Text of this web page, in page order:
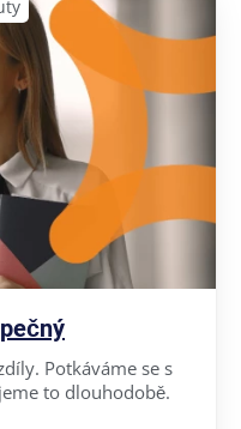
Potkáváme se s
to dlouhodobě.